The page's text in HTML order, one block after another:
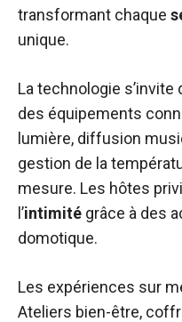
transformant chaque
unique.
La technologie s’invite
des équipements
lumière, diffusion
gestion de la
mesure. Les hôtes
l’intimité grâce à des
domotique.
Les expériences sur
Ateliers bien-être,